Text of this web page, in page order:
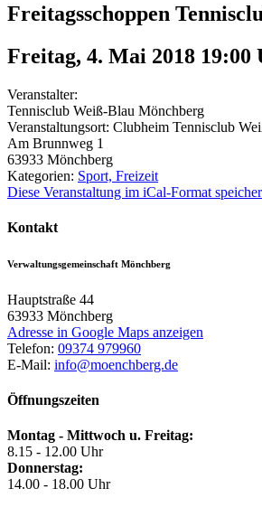
Freitagsschoppen
Freitag, 4. Mai 2018 19:00
Veranstalter:
Tennisclub Weiß-Blau Mönchberg
Veranstaltungsort: Clubheim Tennisclub
Am Brunnweg 1
63933 Mönchberg
Kategorien: Sport, Freizeit
Diese Veranstaltung im iCal-Format
Kontakt
Verwaltungsgemeinschaft Mönchberg
Hauptstraße 44
63933 Mönchberg
Adresse in Google Maps anzeigen
Telefon: 09374 979960
E-Mail: info@moenchberg.de
Öffnungszeiten
Montag - Mittwoch u. Freitag:
8.15 - 12.00 Uhr
Donnerstag:
14.00 - 18.00 Uhr